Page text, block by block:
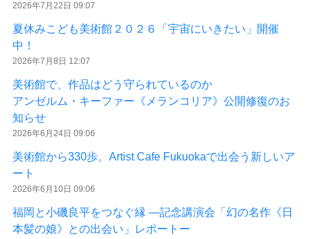
2026年7月22日 09:07
夏休みこども美術館２０２６「宇宙にいきたい」開催
中！
2026年7月8日 12:07
美術館で、作品はどう守られているのか
アンゼルム・キーファー《メランコリア》公開修復のお
知らせ
2026年6月24日 09:06
美術館から330歩。Artist Cafe Fukuokaで出会う新しいア
ート
2026年6月10日 09:06
福岡と小磯良平をつなぐ縁 ―記念講演会「幻の名作《日
本髪の娘》との出会い」レポートー